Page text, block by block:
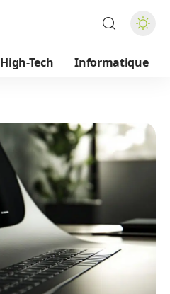
High-Tech Informatique